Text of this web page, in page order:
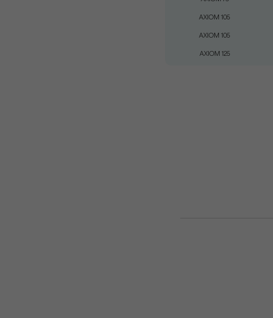
AXIOM 105
AXIOM 105
AXIOM 125